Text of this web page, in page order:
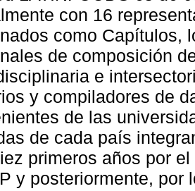
con 16
como Capítulos,
de composición
e
y compiladores de
de las
de cada país
primeros años por
y posteriormente, por